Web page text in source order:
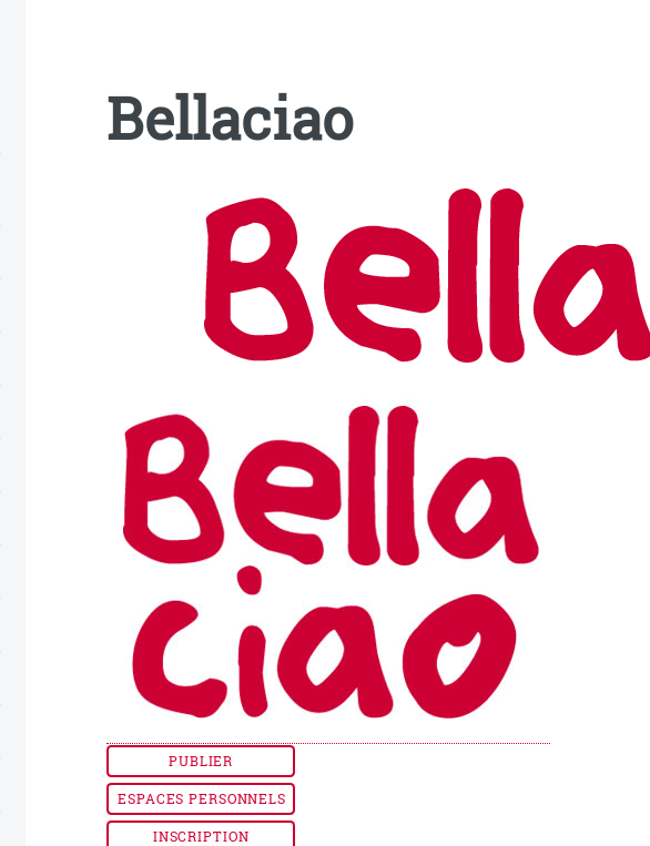
Bellaciao
PUBLIER
ESPACES PERSONNELS
INSCRIPTION